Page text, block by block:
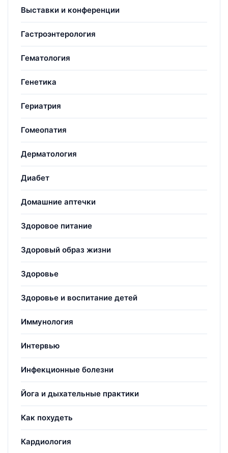
Выставки и конференции
Гастроэнтерология
Гематология
Генетика
Гериатрия
Гомеопатия
Дерматология
Диабет
Домашние аптечки
Здоровое питание
Здоровый образ жизни
Здоровье
Здоровье и воспитание детей
Иммунология
Интервью
Инфекционные болезни
Йога и дыхательные практики
Как похудеть
Кардиология